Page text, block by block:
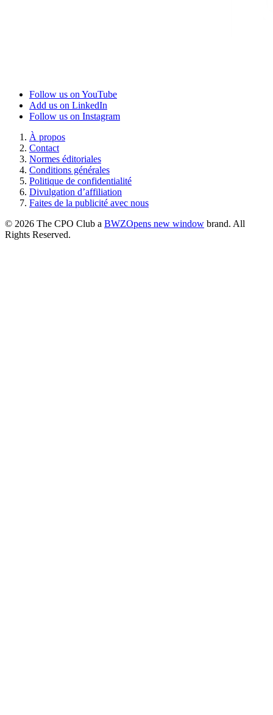
Follow us on YouTube
Add us on LinkedIn
Follow us on Instagram
À propos
Contact
Normes éditoriales
Conditions générales
Politique de confidentialité
Divulgation d’affiliation
Faites de la publicité avec nous
© 2026 The CPO Club a BWZOpens new window brand. All
Rights Reserved.